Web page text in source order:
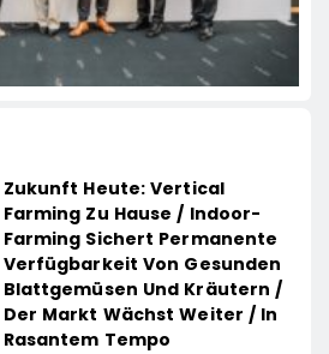
Zukunft Heute: Vertical
Farming Zu Hause / Indoor-
Farming Sichert Permanente
Verfügbarkeit Von Gesunden
Blattgemüsen Und Kräutern /
Der Markt Wächst Weiter / In
Rasantem Tempo